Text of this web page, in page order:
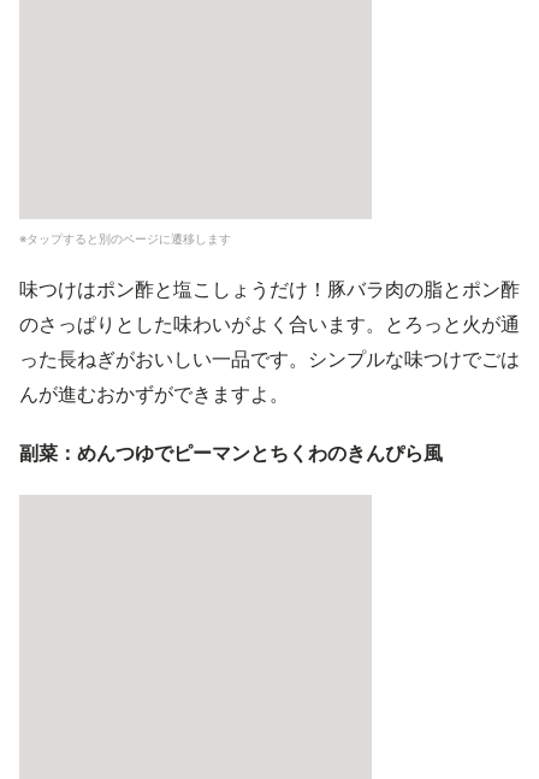
※タップすると別のページに遷移します
味つけはポン酢と塩こしょうだけ！豚バラ肉の脂とポン酢
のさっぱりとした味わいがよく合います。とろっと火が通
った長ねぎがおいしい一品です。シンプルな味つけでごは
んが進むおかずができますよ。
副菜：めんつゆでピーマンとちくわのきんぴら風